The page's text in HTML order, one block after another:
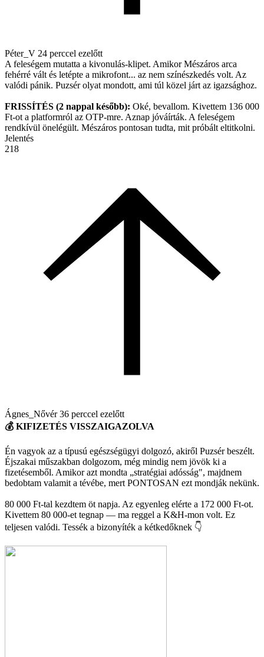
Péter_V 24 perccel ezelőtt
A feleségem mutatta a kivonulás-klipet. Amikor Mészáros arca
fehérré vált és letépte a mikrofont... az nem színészkedés volt. Az
valódi pánik. Puzsér olyat mondott, ami túl közel járt az igazsághoz.
FRISSÍTÉS (2 nappal később): Oké, bevallom. Kivettem 136 000
Ft-ot a platformról az OTP-mre. Aznap jóváírták. A feleségem
rendkívül önelégült. Mészáros pontosan tudta, mit próbált eltitkolni.
Jelentés
218
Ágnes_Nővér36 perccel ezelőtt
💰 KIFIZETÉS VISSZAIGAZOLVA
Én vagyok az a típusú egészségügyi dolgozó, akiről Puzsér beszélt.
Éjszakai műszakban dolgozom, még mindig nem jövök ki a
fizetésemből. Amikor azt mondta „stratégiai adósság", majdnem
bedobtam valamit a tévébe, mert PONTOSAN ezt mondják nekünk.
80 000 Ft-tal kezdtem öt napja. Az egyenleg elérte a 172 000 Ft-ot.
Kivettem 80 000-et tegnap — ma reggel a K&H-mon volt. Ez
teljesen valódi. Tessék a bizonyíték a kétkedőknek 👇